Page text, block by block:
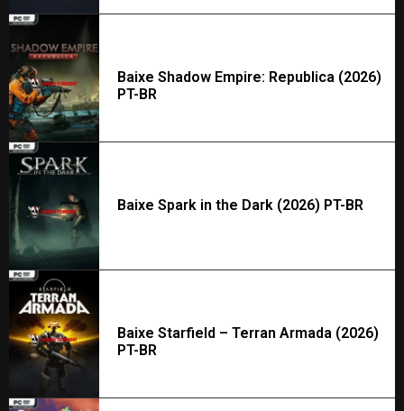
Baixe Shadow Empire: Republica (2026)
PT-BR
Baixe Spark in the Dark (2026) PT-BR
Baixe Starfield – Terran Armada (2026)
PT-BR